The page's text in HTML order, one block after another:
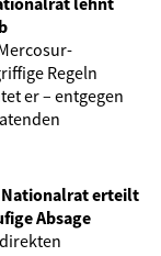
Regeln
er – entgegen
Nationalrat erteilt
Absage